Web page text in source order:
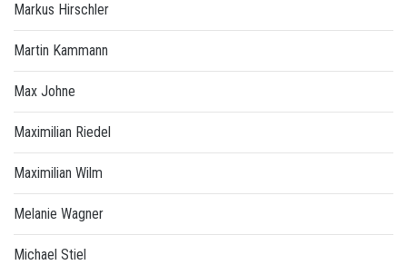
Markus Hirschler
Martin Kammann
Max Johne
Maximilian Riedel
Maximilian Wilm
Melanie Wagner
Michael Stiel